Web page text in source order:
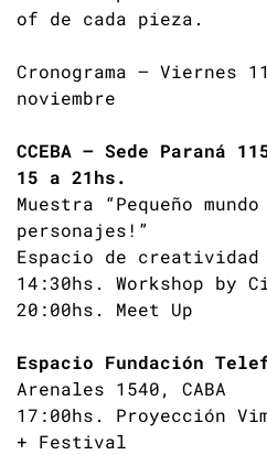
of de cada pieza.
Cronograma – Viernes
noviembre
CCEBA – Sede Paraná
15 a 21hs.
Muestra “Pequeño mundo
personajes!”
Espacio de creatividad
14:30hs. Workshop by
20:00hs. Meet Up
Espacio Fundación
Arenales 1540, CABA
17:00hs. Proyección
+ Festival